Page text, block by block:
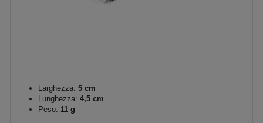
Larghezza: 5 cm
Lunghezza: 4,5 cm
Peso: 11 g